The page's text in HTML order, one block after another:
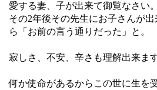
愛する妻、子が出来て御覧なさい
その2年後その先生にお子さんが出
ら「お前の言う通りだった」と。
寂しさ、不安、辛さも理解出来ます
何か使命があるからこの世に生を